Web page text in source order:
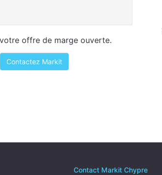
offre de marge ouverte.
Contactez Markit
Contact Markit Chypre